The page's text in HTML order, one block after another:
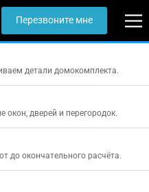
Перезвоните мне
детали домокомплекта.
окон, дверей и перегородок.
до окончательного расчёта.